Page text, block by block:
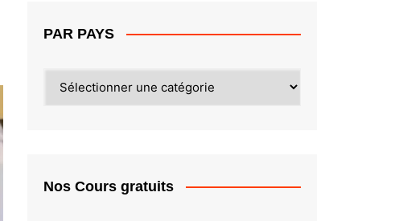
PAR PAYS
PAYS
Nos Cours gratuits